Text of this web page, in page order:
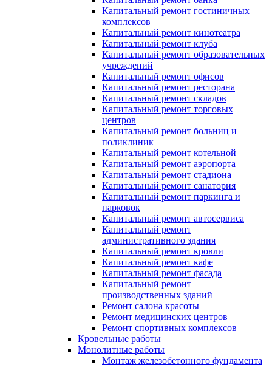
Капитальный ремонт гостиничных
комплексов
Капитальный ремонт кинотеатра
Капитальный ремонт клуба
Капитальный ремонт образовательных
учреждений
Капитальный ремонт офисов
Капитальный ремонт ресторана
Капитальный ремонт складов
Капитальный ремонт торговых
центров
Капитальный ремонт больниц и
поликлиник
Капитальный ремонт котельной
Капитальный ремонт аэропорта
Капитальный ремонт стадиона
Капитальный ремонт санатория
Капитальный ремонт паркинга и
парковок
Капитальный ремонт автосервиса
Капитальный ремонт
административного здания
Капитальный ремонт кровли
Капитальный ремонт кафе
Капитальный ремонт фасада
Капитальный ремонт
производственных зданий
Ремонт салона красоты
Ремонт медицинских центров
Ремонт спортивных комплексов
Кровельные работы
Монолитные работы
Монтаж железобетонного фундамента